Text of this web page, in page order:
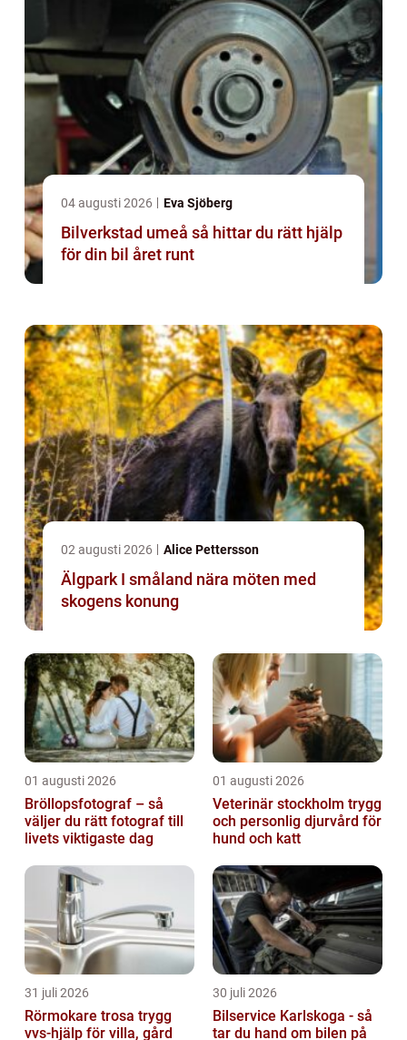
04 augusti 2026 Eva Sjöberg
Bilverkstad umeå så hittar du rätt hjälp
för din bil året runt
02 augusti 2026 Alice Pettersson
Älgpark I småland nära möten med
skogens konung
01 augusti 2026
Bröllopsfotograf – så
väljer du rätt fotograf till
livets viktigaste dag
01 augusti 2026
Veterinär stockholm trygg
och personlig djurvård för
hund och katt
31 juli 2026
Rörmokare trosa trygg
vvs-hjälp för villa, gård
30 juli 2026
Bilservice Karlskoga - så
tar du hand om bilen på